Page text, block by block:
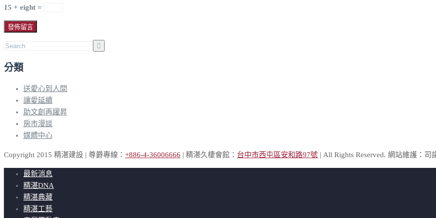
15 + eight =
分類
送愛心到人間
讓愛延續
助文創再躍昇
房市漫談
媒體中心
Copyright 2015 精湛建設 | 尊爵專線： +886-4-36006666 | 精湛久棲會館： 台中市西屯區安和路97號 | All Rights Reserved. 網站維護：司
最新消息
精湛DNA
精湛典藏
精湛工藝